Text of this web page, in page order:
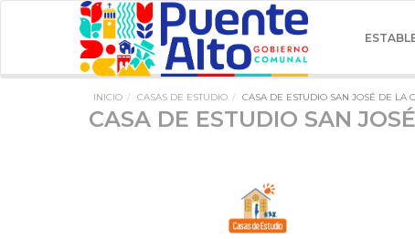
INICIO CASAS DE ESTUDIO CASA DE ESTUDIO SAN JOSÉ DE LA
CASA DE ESTUDIO SAN